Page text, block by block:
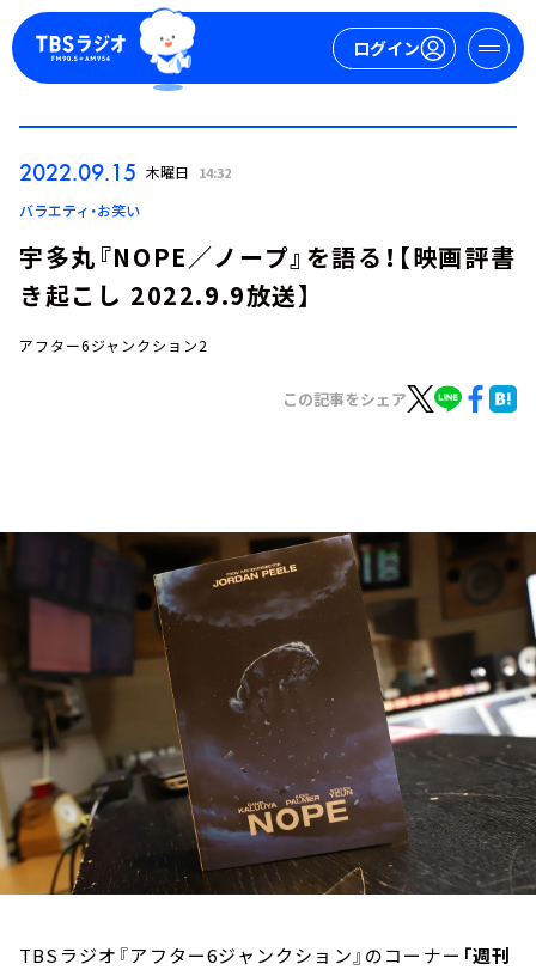
ログイン
ログイン
お知らせ
イベント・グッズ
YouTube
2022.09.15 木曜日 14:32
バラエティ・お笑い
宇多丸『NOPE／ノープ』を語る！【映画評書
き起こし 2022.9.9放送】
アフター6ジャンクション2
この記事をシェア
TBSラジオ『アフター6ジャンクション』のコーナー 「週刊